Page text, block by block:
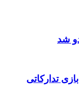
شد
تدارکاتی